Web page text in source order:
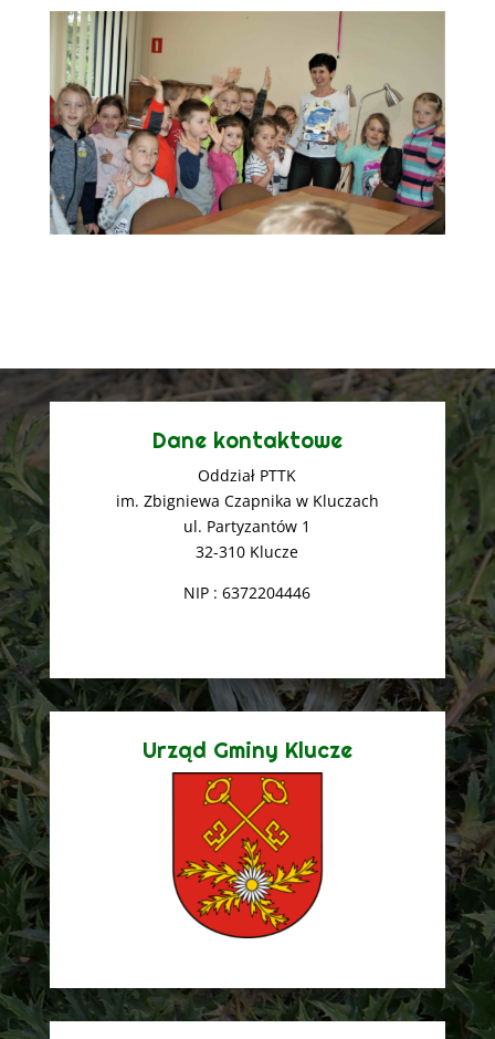
Dane kontaktowe
Oddział PTTK
im. Zbigniewa Czapnika w Kluczach
ul. Partyzantów 1
32-310 Klucze
NIP : 6372204446
Urząd Gminy Klucze